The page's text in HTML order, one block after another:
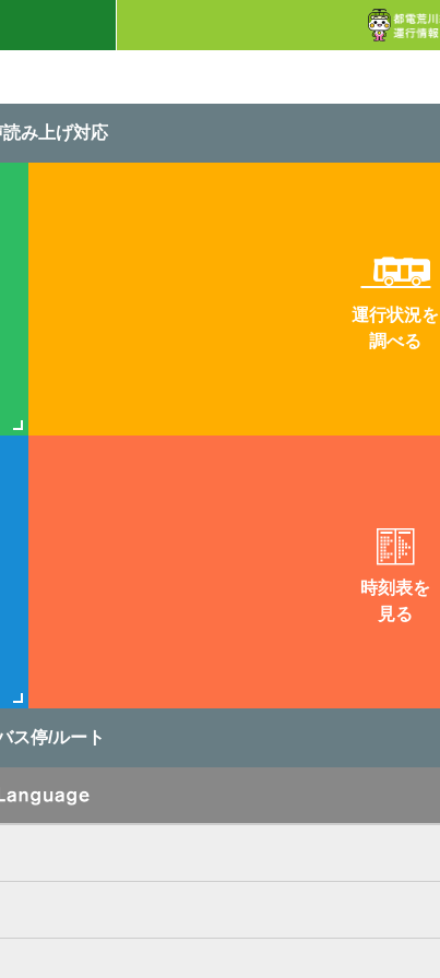
み上げ対応
運行状況を
調べる
時刻表を
見る
ス停/ルート